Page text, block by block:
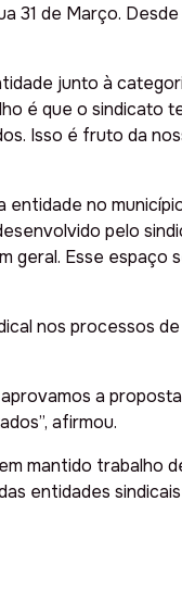
31 de Março.
junto à
é que o sindicato
Isso é fruto da
no
pelo
geral. Esse espaço
nos processos
a
afirmou.
mantido trabalho
entidades